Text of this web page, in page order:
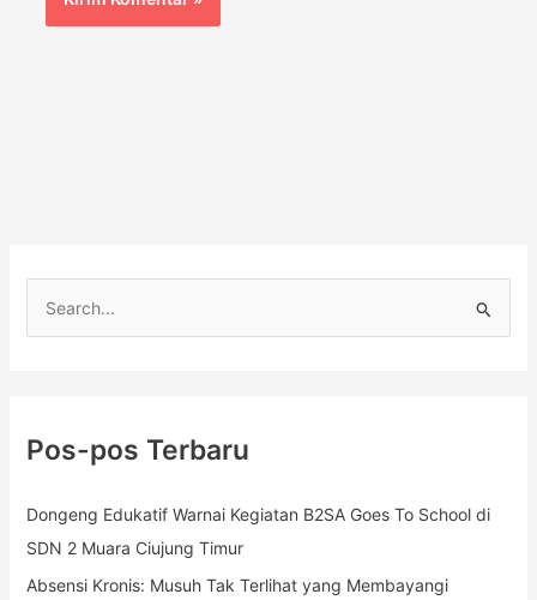
u
t
u
k
Pos-pos Terbaru
Dongeng Edukatif Warnai Kegiatan B2SA Goes To School di
SDN 2 Muara Ciujung Timur
Absensi Kronis: Musuh Tak Terlihat yang Membayangi